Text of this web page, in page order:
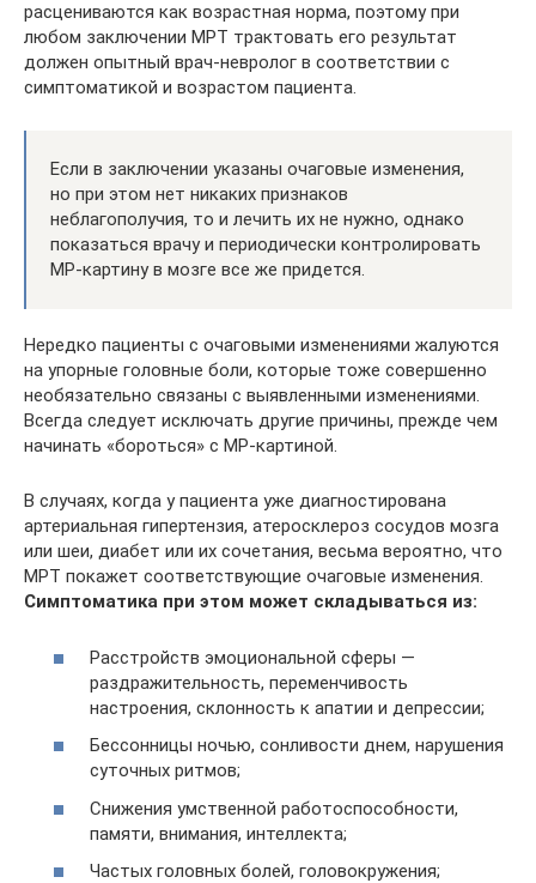
расцениваются как возрастная норма, поэтому при
любом заключении МРТ трактовать его результат
должен опытный врач-невролог в соответствии с
симптоматикой и возрастом пациента.
Если в заключении указаны очаговые изменения,
но при этом нет никаких признаков
неблагополучия, то и лечить их не нужно, однако
показаться врачу и периодически контролировать
МР-картину в мозге все же придется.
Нередко пациенты с очаговыми изменениями жалуются
на упорные головные боли, которые тоже совершенно
необязательно связаны с выявленными изменениями.
Всегда следует исключать другие причины, прежде чем
начинать «бороться» с МР-картиной.
В случаях, когда у пациента уже диагностирована
артериальная гипертензия, атеросклероз сосудов мозга
или шеи, диабет или их сочетания, весьма вероятно, что
МРТ покажет соответствующие очаговые изменения.
Симптоматика при этом может складываться из:
Расстройств эмоциональной сферы —
раздражительность, переменчивость
настроения, склонность к апатии и депрессии;
Бессонницы ночью, сонливости днем, нарушения
суточных ритмов;
Снижения умственной работоспособности,
памяти, внимания, интеллекта;
Частых головных болей, головокружения;